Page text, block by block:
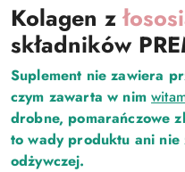
Kolagen z
składników
Suplement nie zawiera
czym zawarta w nim
drobne, pomarańczowe
to wady produktu ani nie
odżywczej.